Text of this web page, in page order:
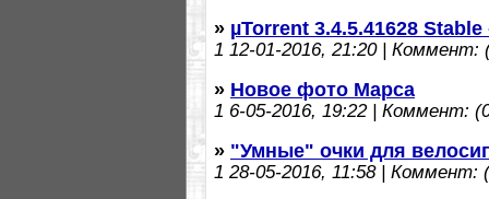
» µTorrent 3.4.5.41628
1 12-01-2016, 21:20 | Коммент:
» Новое фото Марса
1 6-05-2016, 19:22 | Коммент:
» "Умные" очки для
1 28-05-2016, 11:58 | Коммент: